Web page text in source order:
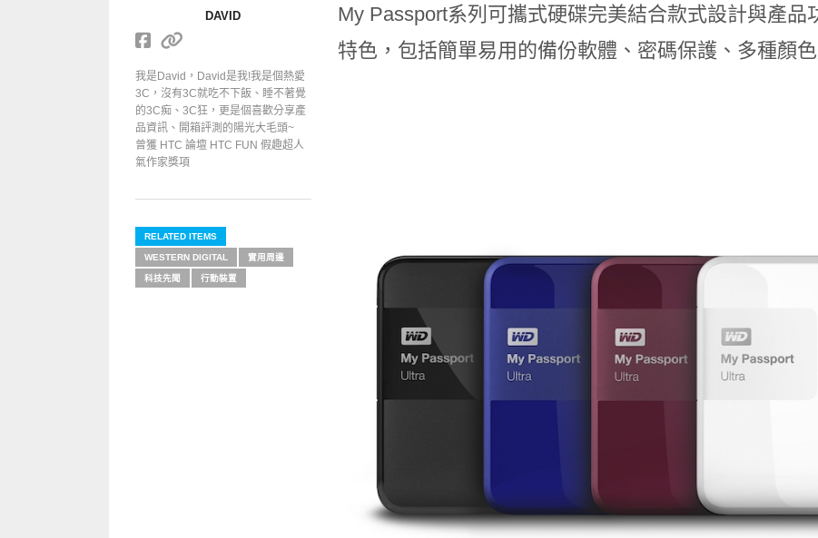
My Passport系列可攜式硬碟完美結合款式設計與產
特色，包括簡單易用的備份軟體、密碼保護、多種顏
DAVID
我是David，David是我!我是個熱愛
3C，沒有3C就吃不下飯、睡不著覺
的3C痴、3C狂，更是個喜歡分享產
品資訊、開箱評測的陽光大毛頭~
曾獲 HTC 論壇 HTC FUN 假趣超人
氣作家獎項
RELATED ITEMS
WESTERN DIGITAL 實用周邊
科技先聞 行動裝置